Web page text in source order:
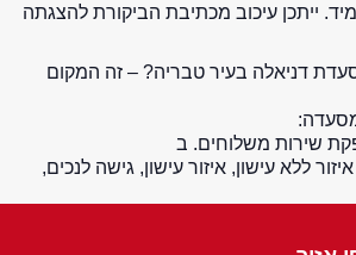
מיד. ייתכן עיכוב מכתיבת הביקורת להצגתה
דניאלה בעיר טבריה? – זה המקום
שירות משלוחים. ב
ללא עישון, איזור עישון, גישה לנכים,